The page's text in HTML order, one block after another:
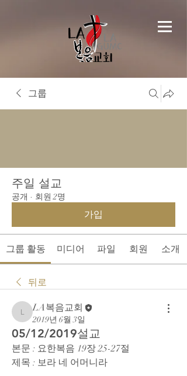
그룹
주일 설교
공개 · 회원 2명
가입
그룹 활동 미디어 파일 회원 소개
뒤로
LA복음교회
LA복음교회
2019년 6월 3일
05/12/2019설교
본문 : 요한복음 19장 25-27절
제목 : 보라 네 어머니라